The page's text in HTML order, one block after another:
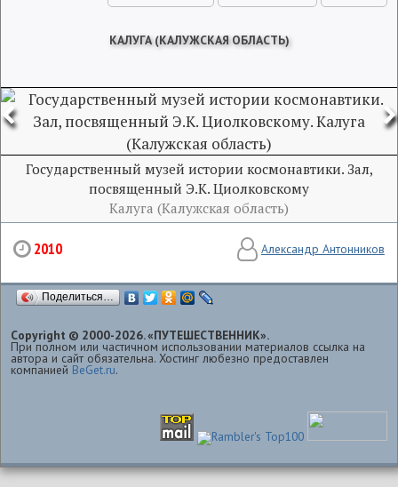
КАЛУГА (КАЛУЖСКАЯ ОБЛАСТЬ)
Государственный музей истории космонавтики. Зал,
посвященный Э.К. Циолковскому
Калуга (Калужская область)
2010 Александр Антонников
Поделиться…
Copyright © 2000-2026. «ПУТЕШЕСТВЕННИК».
При полном или частичном использовании материалов ссылка на
автора и сайт обязательна. Хостинг любезно предоставлен
компанией BeGet.ru.